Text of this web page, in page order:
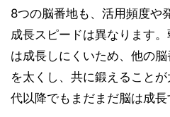
8つの脳番地も、活用頻度や
成長スピードは異なります
は成長しにくいため、他の
を太くし、共に鍛えること
代以降でもまだまだ脳は成長